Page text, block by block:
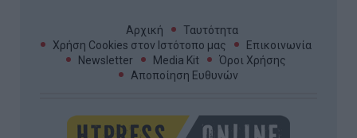
Αρχική
Ταυτότητα
Χρήση Cookies στον Ιστότοπο μας
Επικοινωνία
Newsletter
Media Kit
Όροι Χρήσης
Αποποίηση Ευθυνών